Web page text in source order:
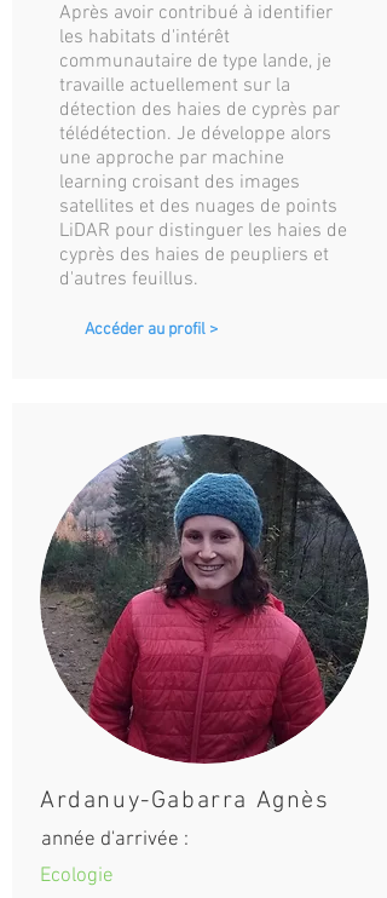
Après avoir contribué à identifier
les habitats d'intérêt
communautaire de type lande, je
travaille actuellement sur la
détection des haies de cyprès par
télédétection. Je développe alors
une approche par machine
learning croisant des images
satellites et des nuages de points
LiDAR pour distinguer les haies de
cyprès des haies de peupliers et
d'autres feuillus.
Accéder au profil >
Ardanuy-Gabarra Agnès
année d'arrivée :
Ecologie